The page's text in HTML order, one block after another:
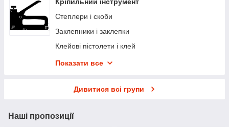
Киянки
Сокири
Мітчики, плашки, екстрактори
Пили по дереву
Ножівки по гіпсокартону та пінобетону
Стамески
Степлери і скоби
Заклепники і заклепки
Клейові пістолети і клей
Газові пальники
Кліщі для монтажу u-образного профілю
Показати все
Дивитися всі групи
Наші пропозиції